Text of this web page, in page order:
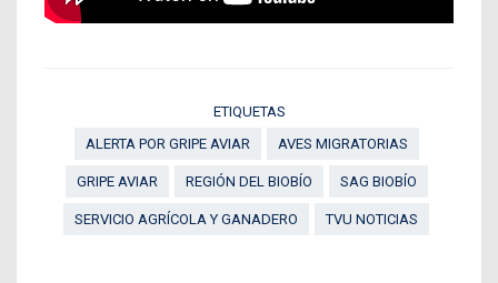
ETIQUETAS
ALERTA POR GRIPE AVIAR
AVES MIGRATORIAS
GRIPE AVIAR REGIÓN DEL BIOBÍO SAG BIOBÍO
SERVICIO AGRÍCOLA Y GANADERO TVU NOTICIAS